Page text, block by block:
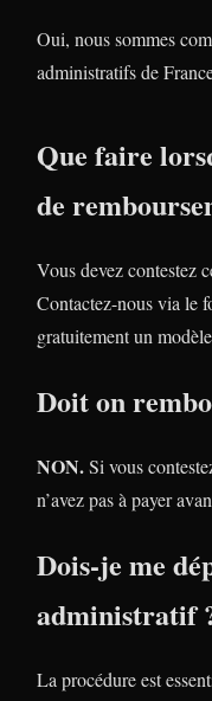
Oui, nous sommes
administratifs de
Que faire
de
Vous devez contestez
Contactez-nous via le
gratuitement un
Doit on
NON.Si vous
n’avez pas à payer
Dois-je me
administratif
La procédure est